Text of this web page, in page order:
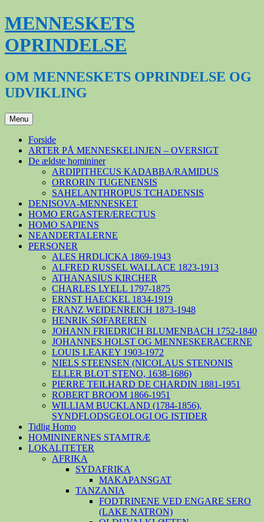
Hop
til
indhold
MENNESKETS
OPRINDELSE
OM MENNESKETS OPRINDELSE OG
UDVIKLING
Menu
Forside
ARTER PÅ MENNESKELINJEN – OVERSIGT
De ældste homininer
ARDIPITHECUS KADABBA/RAMIDUS
ORRORIN TUGENENSIS
SAHELANTHROPUS TCHADENSIS
DENISOVA-MENNESKET
HOMO ERGASTER/ERECTUS
HOMO SAPIENS
NEANDERTALERNE
PERSONER
ALES HRDLICKA 1869-1943
ALFRED RUSSEL WALLACE 1823-1913
ATHANASIUS KIRCHER
CHARLES LYELL 1797-1875
ERNST HAECKEL 1834-1919
FRANZ WEIDENREICH 1873-1948
HENRIK SØFAREREN
JOHANN FRIEDRICH BLUMENBACH 1752-1840
JOHANNES HOLST OG MENNESKERACERNE
LOUIS LEAKEY 1903-1972
NIELS STEENSEN (NICOLAUS STENONIS
ELLER BLOT STENO, 1638-1686)
PIERRE TEILHARD DE CHARDIN 1881-1951
ROBERT BROOM 1866-1951
WILLIAM BUCKLAND (1784-1856),
SYNDFLODSGEOLOGI OG ISTIDER
Tidlig Homo
HOMININERNES STAMTRÆ
LOKALITETER
AFRIKA
SYDAFRIKA
MAKAPANSGAT
TANZANIA
FODTRINENE VED ENGARE SERO
(LAKE NATRON)